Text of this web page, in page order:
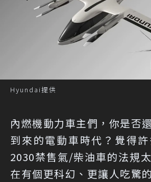
Hyundai提供
內燃機動力車主們，你是否
到來的電動車時代？覺得
2030禁售氣/柴油車的法規
在有個更科幻、更讓人吃驚